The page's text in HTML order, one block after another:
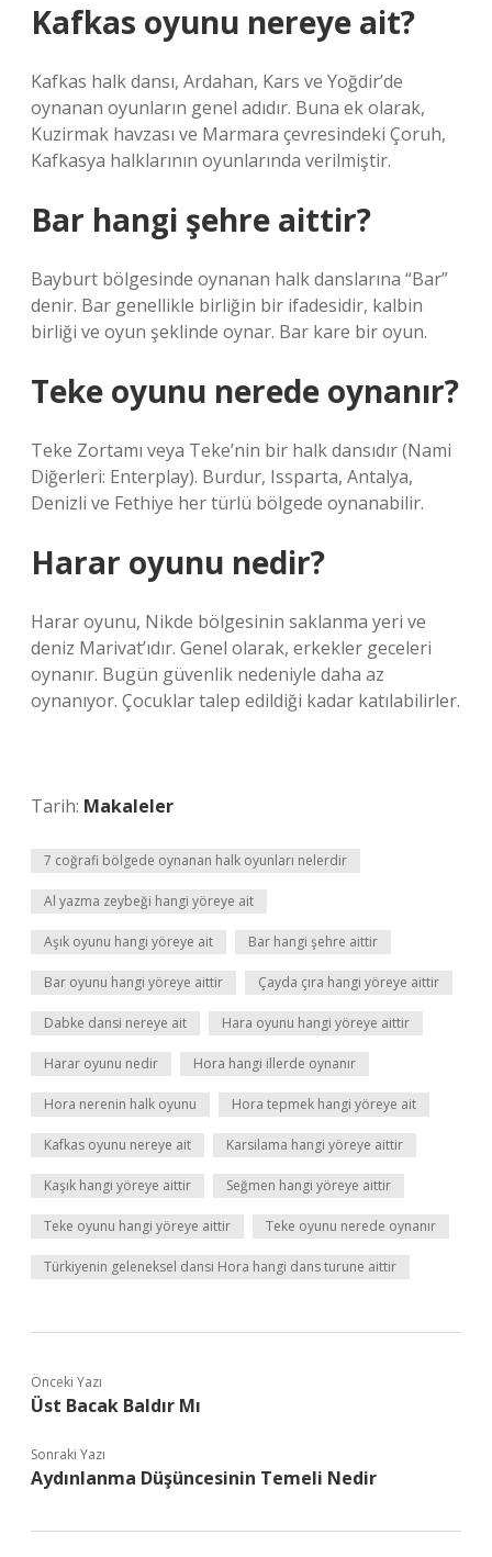
Kafkas oyunu nereye ait?
Kafkas halk dansı, Ardahan, Kars ve Yoğdir’de
oynanan oyunların genel adıdır. Buna ek olarak,
Kuzirmak havzası ve Marmara çevresindeki Çoruh,
Kafkasya halklarının oyunlarında verilmiştir.
Bar hangi şehre aittir?
Bayburt bölgesinde oynanan halk danslarına “Bar”
denir. Bar genellikle birliğin bir ifadesidir, kalbin
birliği ve oyun şeklinde oynar. Bar kare bir oyun.
Teke oyunu nerede oynanır?
Teke Zortamı veya Teke’nin bir halk dansıdır (Nami
Diğerleri: Enterplay). Burdur, Issparta, Antalya,
Denizli ve Fethiye her türlü bölgede oynanabilir.
Harar oyunu nedir?
Harar oyunu, Nikde bölgesinin saklanma yeri ve
deniz Marivat’ıdır. Genel olarak, erkekler geceleri
oynanır. Bugün güvenlik nedeniyle daha az
oynanıyor. Çocuklar talep edildiği kadar katılabilirler.
Tarih: Makaleler
7 coğrafi bölgede oynanan halk oyunları nelerdir
Al yazma zeybeği hangi yöreye ait
Aşık oyunu hangi yöreye ait Bar hangi şehre aittir
Bar oyunu hangi yöreye aittir Çayda çıra hangi yöreye aittir
Dabke dansi nereye ait Hara oyunu hangi yöreye aittir
Harar oyunu nedir Hora hangi illerde oynanır
Hora nerenin halk oyunu Hora tepmek hangi yöreye ait
Kafkas oyunu nereye ait Karsilama hangi yöreye aittir
Kaşık hangi yöreye aittir Seğmen hangi yöreye aittir
Teke oyunu hangi yöreye aittir Teke oyunu nerede oynanır
Türkiyenin geleneksel dansi Hora hangi dans turune aittir
Önceki Yazı
Üst Bacak Baldır Mı
Sonraki Yazı
Aydınlanma Düşüncesinin Temeli Nedir